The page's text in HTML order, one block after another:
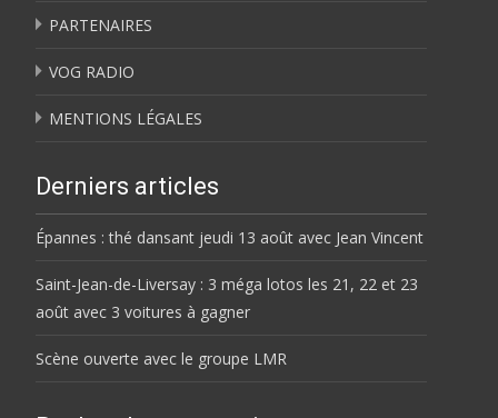
PARTENAIRES
VOG RADIO
MENTIONS LÉGALES
Derniers articles
Épannes : thé dansant jeudi 13 août avec Jean Vincent
Saint-Jean-de-Liversay : 3 méga lotos les 21, 22 et 23
août avec 3 voitures à gagner
Scène ouverte avec le groupe LMR